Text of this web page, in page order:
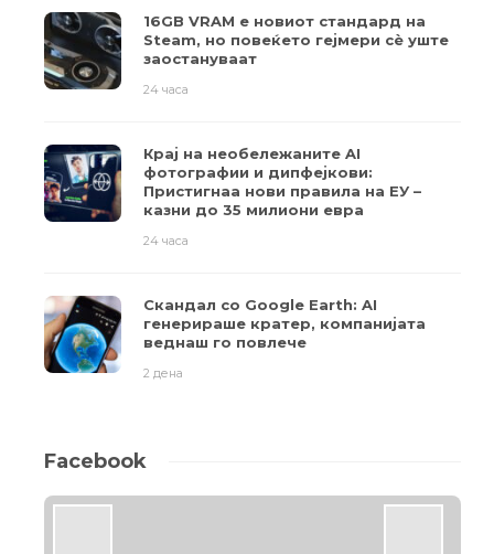
16GB VRAM е новиот стандард на
Steam, но повеќето гејмери ​​сè уште
заостануваат
24 часа
Крај на необележаните AI
фотографии и дипфејкови:
Пристигнаа нови правила на ЕУ –
казни до 35 милиони евра
24 часа
Скандал со Google Earth: AI
генерираше кратер, компанијата
веднаш го повлече
2 дена
Facebook